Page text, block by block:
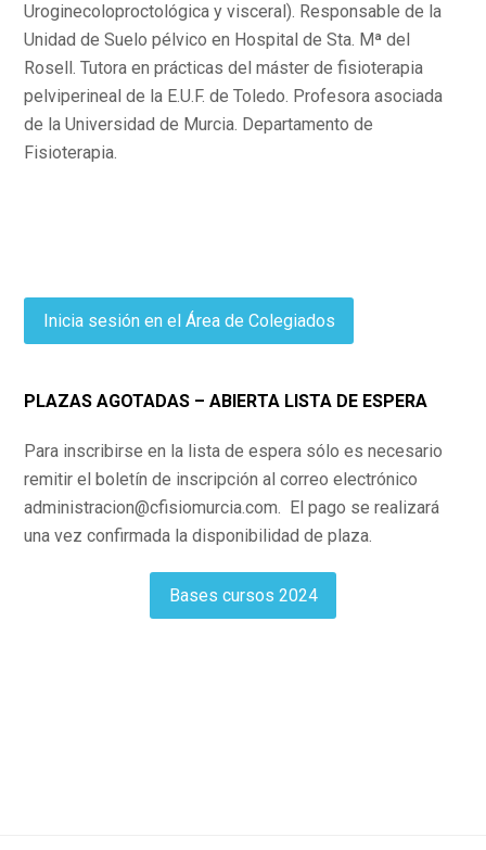
Uroginecoloproctológica y visceral). Responsable de la
Unidad de Suelo pélvico en Hospital de Sta. Mª del
Rosell. Tutora en prácticas del máster de fisioterapia
pelviperineal de la E.U.F. de Toledo. Profesora asociada
de la Universidad de Murcia. Departamento de
Fisioterapia.
Inicia sesión en el Área de Colegiados
PLAZAS AGOTADAS – ABIERTA LISTA DE ESPERA
Para inscribirse en la lista de espera sólo es necesario
remitir el boletín de inscripción al correo electrónico
administracion@cfisiomurcia.com. El pago se realizará
una vez confirmada la disponibilidad de plaza.
Bases cursos 2024